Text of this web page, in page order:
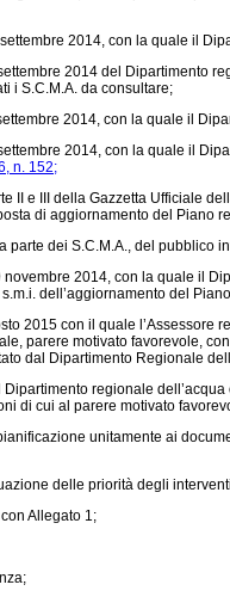
2014, con la quale il
2014 del Dipartimento
i S.C.M.A. da consultare;
2014, con la quale il
2014, con la quale il
n. 152;
II e III della Gazzetta Ufficiale
di aggiornamento del Piano
parte dei S.C.M.A., del
2014, con la quale il
s.m.i. dell’aggiornamento del
2015 con il quale
parere motivato favorevole,
dal Dipartimento Regionale
regionale
di cui al parere motivato
unitamente ai
delle priorità degli
Allegato 1;